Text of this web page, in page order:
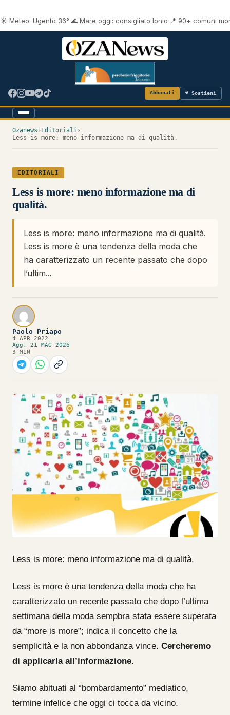
☀️ Meteo: Ugento 36°·🌊 Mare oggi: consigliato Ionio· 📍 90+ comuni
Abbonati ♥ Sostieni
Ozanews › Editoriali›
Less is more: meno informazione ma di qualità.
EDITORIALI
Less is more: meno informazione ma di
qualità.
Less is more: meno informazione ma di qualità.
Less is more è una tendenza della moda che
ha caratterizzato un recente passato che dopo
l’ultim...
Paolo Priapo
4 APR 2022
Agg. 21 MAG 2026
3 MIN
Less is more: meno informazione ma di qualità.
Less is more è una tendenza della moda che ha
caratterizzato un recente passato che dopo l’ultima
settimana della moda sempbra stata essere superata
da “more is more”; indica il concetto che la
semplicità e la non abbondanza vince. Cercheremo
di applicarla all’informazione.
Siamo abituati al “bombardamento” mediatico,
termine infelice che oggi ci tocca da vicino.